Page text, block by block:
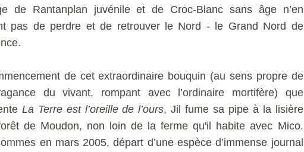
de Rantanplan juvénile et de Croc-Blanc sans âge n’en
pas de perdre et de retrouver le Nord - le Grand Nord de
de cet extraordinaire bouquin (au sens propre de
du vivant, rompant avec l’ordinaire mortifère) que
La Terre est l’oreille de l’ours, Jil fume sa pipe à la lisière
de Moudon, non loin de la ferme qu'il habite avec Mico.
en mars 2005, départ d’une espèce d’immense journal